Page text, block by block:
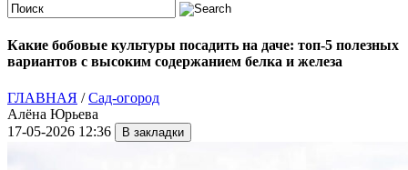
Какие бобовые культуры посадить на даче: топ-5 полезных
вариантов с высоким содержанием белка и железа
ГЛАВНАЯ /Сад-огород
Алёна Юрьева
17-05-2026 12:36